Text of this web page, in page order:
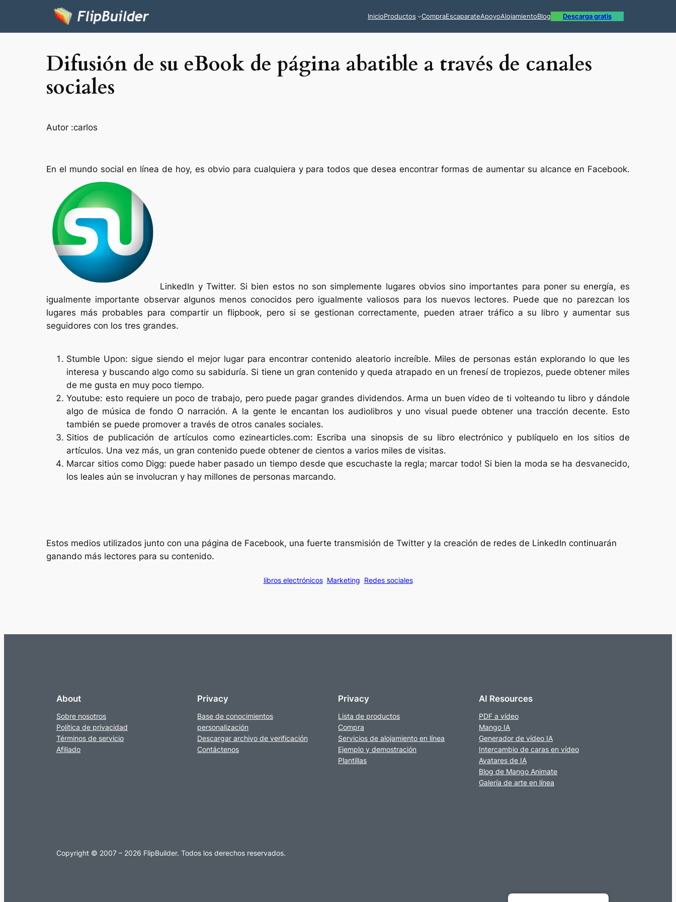
InicioProductos CompraEscaparateApoyoAlojamientoBlog Descarga gratis
Difusión de su eBook de página abatible a través de canales
sociales
Autor :carlos
En el mundo social en línea de hoy, es obvio para cualquiera y para todos que desea encontrar formas de aumentar su alcance en Facebook.
LinkedIn y Twitter. Si bien estos no son simplemente lugares obvios sino importantes para poner su energía, es
igualmente importante observar algunos menos conocidos pero igualmente valiosos para los nuevos lectores. Puede que no parezcan los
lugares más probables para compartir un flipbook, pero si se gestionan correctamente, pueden atraer tráfico a su libro y aumentar sus
seguidores con los tres grandes.
Stumble Upon: sigue siendo el mejor lugar para encontrar contenido aleatorio increíble. Miles de personas están explorando lo que les
interesa y buscando algo como su sabiduría. Si tiene un gran contenido y queda atrapado en un frenesí de tropiezos, puede obtener miles
de me gusta en muy poco tiempo.
Youtube: esto requiere un poco de trabajo, pero puede pagar grandes dividendos. Arma un buen video de ti volteando tu libro y dándole
algo de música de fondo O narración. A la gente le encantan los audiolibros y uno visual puede obtener una tracción decente. Esto
también se puede promover a través de otros canales sociales.
Sitios de publicación de artículos como ezinearticles.com: Escriba una sinopsis de su libro electrónico y publíquelo en los sitios de
artículos. Una vez más, un gran contenido puede obtener de cientos a varios miles de visitas.
Marcar sitios como Digg: puede haber pasado un tiempo desde que escuchaste la regla; marcar todo! Si bien la moda se ha desvanecido,
los leales aún se involucran y hay millones de personas marcando.
Estos medios utilizados junto con una página de Facebook, una fuerte transmisión de Twitter y la creación de redes de LinkedIn continuarán
ganando más lectores para su contenido.
libros electrónicos Marketing Redes sociales
About
Sobre nosotros
Política de privacidad
Términos de servicio
Afiliado
Privacy
Base de conocimientos
personalización
Descargar archivo de verificación
Contáctenos
Privacy
Lista de productos
Compra
Servicios de alojamiento en línea
Ejemplo y demostración
Plantillas
AI Resources
PDF a vídeo
Mango IA
Generador de vídeo IA
Intercambio de caras en vídeo
Avatares de IA
Blog de Mango Animate
Galería de arte en línea
Copyright © 2007 – 2026 FlipBuilder. Todos los derechos reservados.